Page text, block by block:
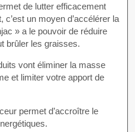
de lutter efficacement
un moyen d’accélérer la
» a le pouvoir de réduire
brûler les graisses.
vont éliminer la masse
et limiter votre apport de
permet d’accroître le